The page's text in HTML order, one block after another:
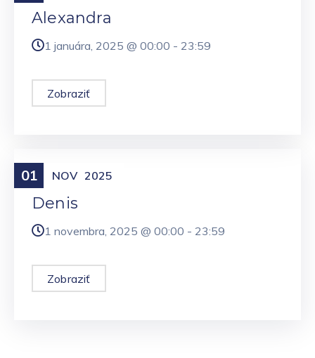
Alexandra
1 januára, 2025 @ 00:00 - 23:59
Zobraziť
01 NOV 2025
Meniny
Denis
1 novembra, 2025 @ 00:00 - 23:59
Zobraziť